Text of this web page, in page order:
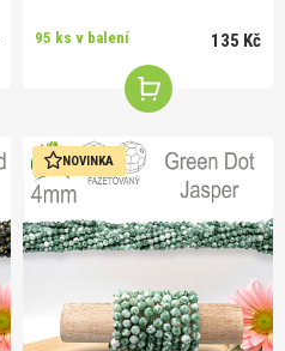
95 ks v balení 135 Kč
NOVINKA